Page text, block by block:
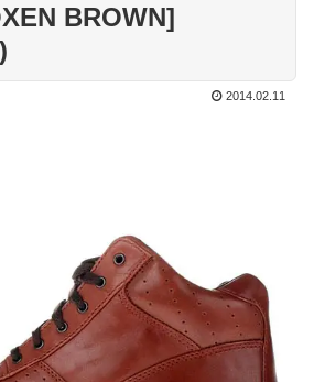
BROWN]
2014.02.11